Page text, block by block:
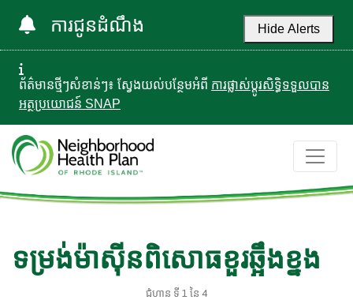
ការជូនដំណឹង Hide Alerts
ព័ត៌មានថ្មីៗសំខាន់ៗ៖ ស្វែងយល់បន្ថែមអំពី ការផ្លាស់ប្តូរសិទ្ធិទទួលបាន
អត្ថប្រយោជន៍ SNAP
ទម្រង់ម៉ាស៊ីនពិសោធខួរឆ្អឹងខ្នង
ជំហាន ទី 1 នៃ 4